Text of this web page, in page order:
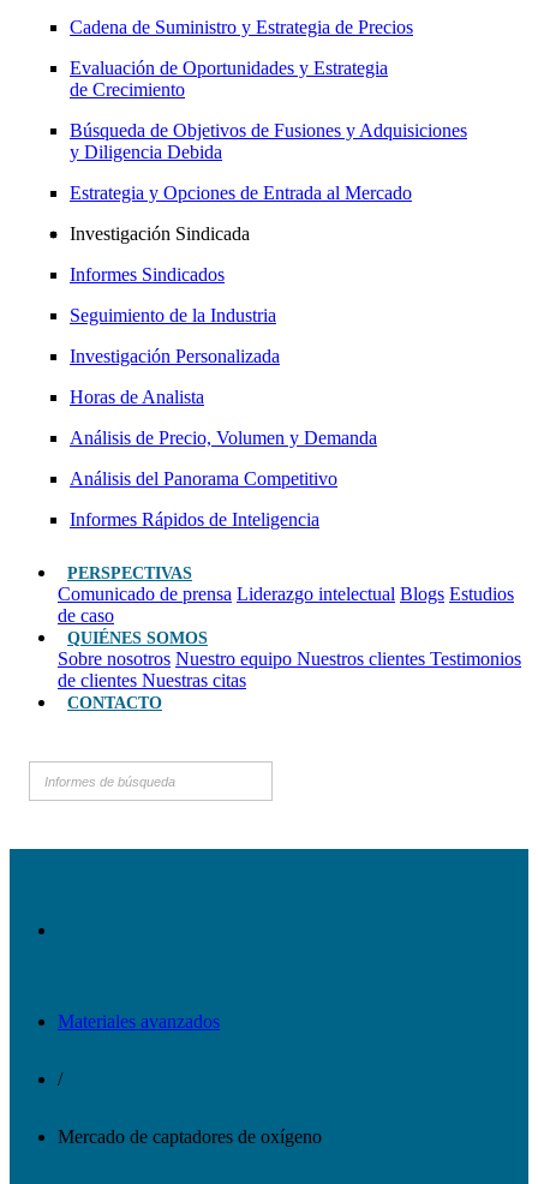
Cadena de Suministro y Estrategia de Precios
Evaluación de Oportunidades y Estrategia
de Crecimiento
Búsqueda de Objetivos de Fusiones y Adquisiciones
y Diligencia Debida
Estrategia y Opciones de Entrada al Mercado
Investigación Sindicada
Informes Sindicados
Seguimiento de la Industria
Investigación Personalizada
Horas de Analista
Análisis de Precio, Volumen y Demanda
Análisis del Panorama Competitivo
Informes Rápidos de Inteligencia
PERSPECTIVAS
Comunicado de prensa Liderazgo intelectual Blogs Estudios
de caso
QUIÉNES SOMOS
Sobre nosotros Nuestro equipo Nuestros clientes Testimonios
de clientes Nuestras citas
CONTACTO
Materiales avanzados
/
Mercado de captadores de oxígeno